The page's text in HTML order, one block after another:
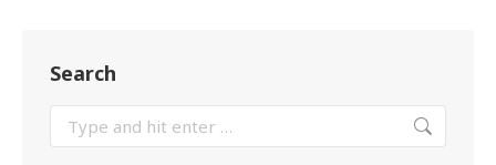
Search